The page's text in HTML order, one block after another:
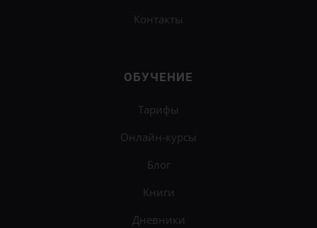
Контакты
ОБУЧЕНИЕ
Тарифы
Онлайн-курсы
Блог
Книги
Дневники